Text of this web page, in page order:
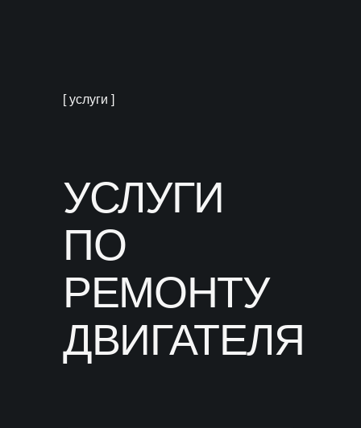
[ услуги ]
УСЛУГИ
ПО
РЕМОНТУ
ДВИГАТЕЛЯ